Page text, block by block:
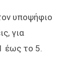
υποψήφιο
για
έως το 5.